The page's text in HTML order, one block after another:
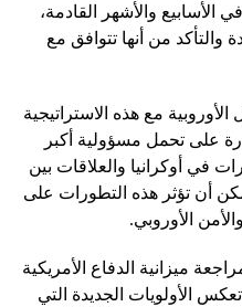
الأسابيع والأشهر القادمة،
والتأكد من أنها تتوافق مع
مع هذه الاستراتيجية
على تحمل مسؤولية أكبر
في أوكرانيا والعلاقات بين
أن تؤثر هذه التطورات على
الأوروبي.
ميزانية الدفاع الأمريكية
أن تعكس الأولويات الجديدة التي